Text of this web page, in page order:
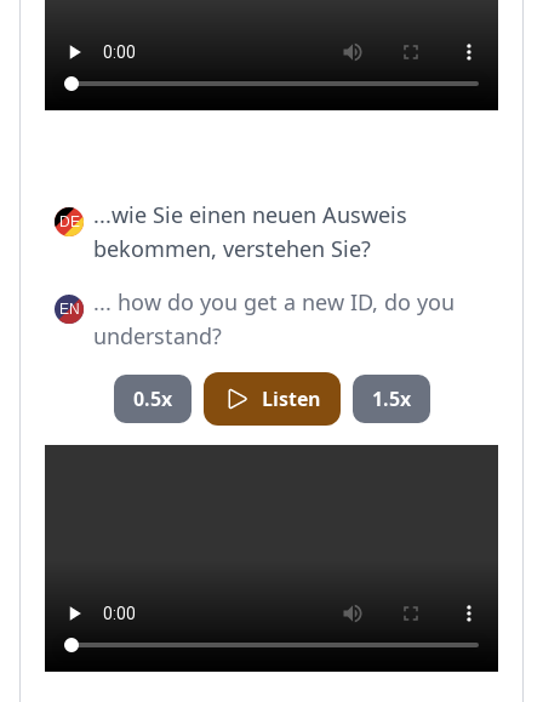
...wie Sie einen neuen Ausweis
bekommen, verstehen Sie?
... how do you get a new ID, do you
understand?
0.5x Listen 1.5x